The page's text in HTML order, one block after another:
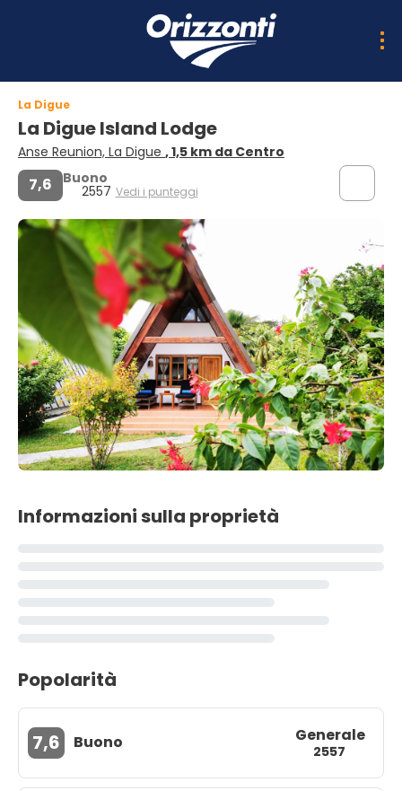
La Digue
La Digue Island Lodge
Anse Reunion, La Digue , 1,5 km da Centro
7,6 Buono
2557 Vedi i punteggi
Informazioni sulla proprietà
Popolarità
7,6 Buono Generale
2557